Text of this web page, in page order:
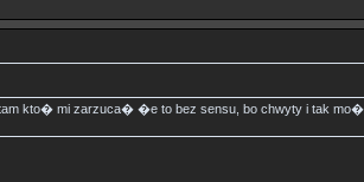
kto� mi zarzuca� �e to bez sensu, bo chwyty i tak